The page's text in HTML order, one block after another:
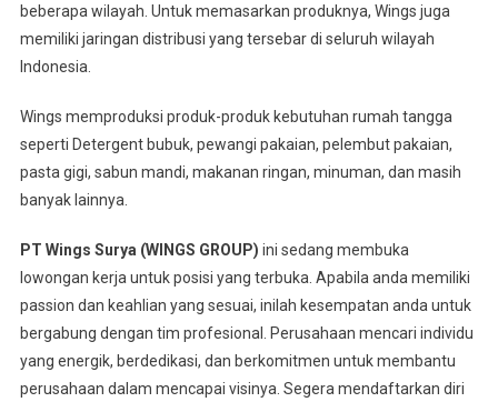
beberapa wilayah. Untuk memasarkan produknya, Wings juga
memiliki jaringan distribusi yang tersebar di seluruh wilayah
Indonesia.
Wings memproduksi produk-produk kebutuhan rumah tangga
seperti Detergent bubuk, pewangi pakaian, pelembut pakaian,
pasta gigi, sabun mandi, makanan ringan, minuman, dan masih
banyak lainnya.
PT Wings Surya (WINGS GROUP) ini sedang membuka
lowongan kerja untuk posisi yang terbuka. Apabila anda memiliki
passion dan keahlian yang sesuai, inilah kesempatan anda untuk
bergabung dengan tim profesional. Perusahaan mencari individu
yang energik, berdedikasi, dan berkomitmen untuk membantu
perusahaan dalam mencapai visinya. Segera mendaftarkan diri